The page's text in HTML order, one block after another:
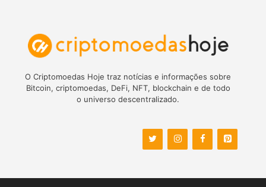
O Criptomoedas Hoje traz notícias e informações sobre
Bitcoin, criptomoedas, DeFi, NFT, blockchain e de todo
o universo descentralizado.